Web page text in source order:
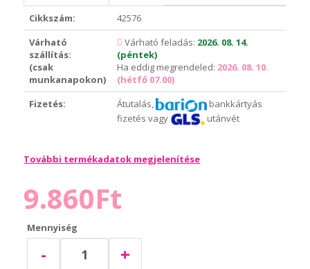
Cikkszám:
42576
Várható
szállítás:
(csak
munkanapokon)
Várható feladás: 2026. 08. 14.
(péntek)
Ha eddig megrendeled: 2026. 08. 10.
(hétfő 07.00)
Fizetés:
Átutalás,
bankkártyás
fizetés vagy
utánvét
További termékadatok megjelenítése
9.860Ft
Mennyiség
- +